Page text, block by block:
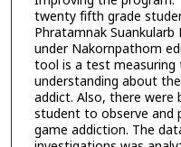
twenty fifth grade
Phratamnak
under Nakornpathom
tool is a test measuring
understanding about
addict. Also, there were
student to observe and
game addiction. The